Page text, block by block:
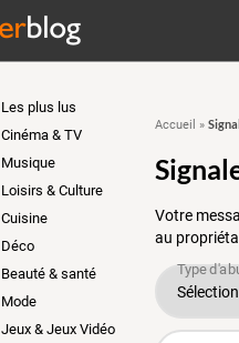
Les plus lus
Cinéma & TV
Musique
Loisirs & Culture
Cuisine
Déco
Beauté & santé
Mode
Jeux & Jeux Vidéo
Accueil »
Votre
au